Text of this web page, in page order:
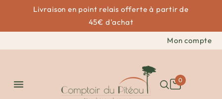
Livraison en point relais offerte à partir de
45€ d'achat
Mon compte
 0